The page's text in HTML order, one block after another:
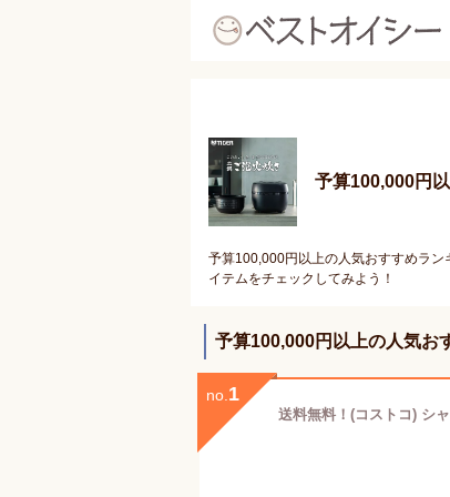
予算100,000円
予算100,000円以上の人気おすすめラ
イテムをチェックしてみよう！
予算100,000円以上の人気お
no. 1
送料無料！(コストコ) シ